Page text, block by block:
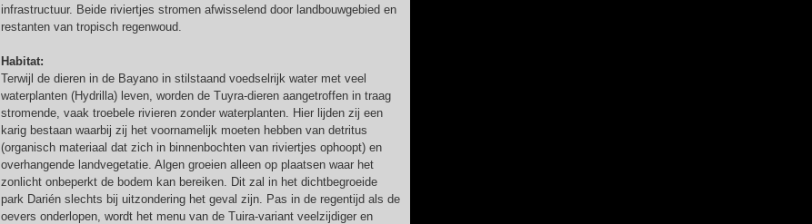
infrastructuur. Beide riviertjes stromen afwisselend door landbouwgebied en
restanten van tropisch regenwoud.
Habitat:
Terwijl de dieren in de Bayano in stilstaand voedselrijk water met veel
waterplanten (Hydrilla) leven, worden de Tuyra-dieren aangetroffen in traag
stromende, vaak troebele rivieren zonder waterplanten. Hier lijden zij een
karig bestaan waarbij zij het voornamelijk moeten hebben van detritus
(organisch materiaal dat zich in binnenbochten van riviertjes ophoopt) en
overhangende landvegetatie. Algen groeien alleen op plaatsen waar het
zonlicht onbeperkt de bodem kan bereiken. Dit zal in het dichtbegroeide
park Darién slechts bij uitzondering het geval zijn. Pas in de regentijd als de
oevers onderlopen, wordt het menu van de Tuira-variant veelzijdiger en